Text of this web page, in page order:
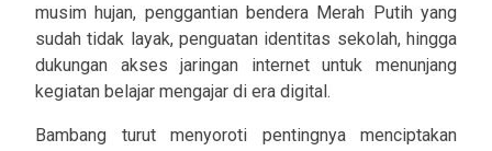
musim hujan, penggantian bendera Merah Putih yang
sudah tidak layak, penguatan identitas sekolah, hingga
dukungan akses jaringan internet untuk menunjang
kegiatan belajar mengajar di era digital.
Bambang turut menyoroti pentingnya menciptakan